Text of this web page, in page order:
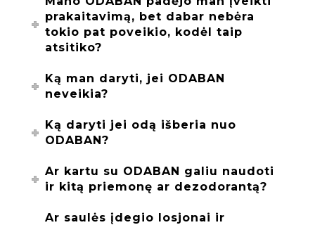
prakaitavimą, bet dabar nebėra
tokio pat poveikio, kodėl taip
atsitiko?
Ką man daryti, jei ODABAN
neveikia?
Ką daryti jei odą išberia nuo
ODABAN?
Ar kartu su ODABAN galiu naudoti
ir kitą priemonę ar dezodorantą?
Ar saulės įdegio losjonai ir